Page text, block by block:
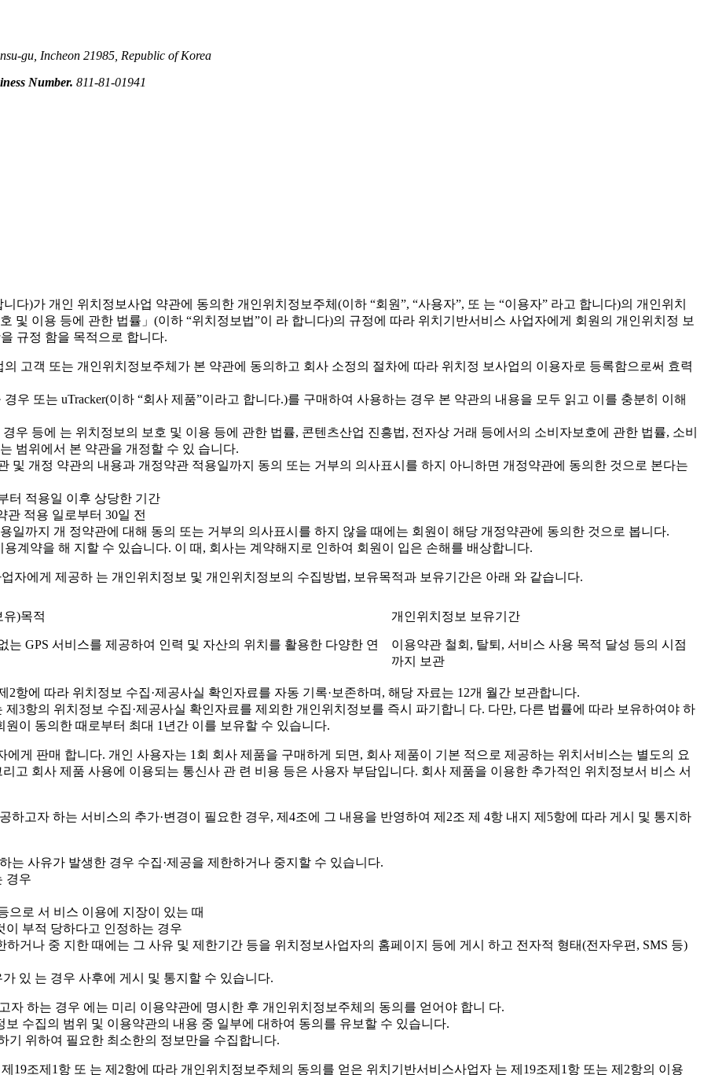
gu, Incheon 21985, Republic of Korea
Number. 811-81-01941
다)가 개인 위치정보사업 약관에 동의한 개인위치정보주체(이하 “회원”, “사용자”, 또 는 “이용자” 라고 합니다)의 개인위치
및 이용 등에 관한 법률」(이하 “위치정보법”이 라 합니다)의 규정에 따라 위치기반서비스 사업자에게 회원의 개인위치정 보
규정 함을 목적으로 합니다.
고객 또는 개인위치정보주체가 본 약관에 동의하고 회사 소정의 절차에 따라 위치정 보사업의 이용자로 등록함으로써 효력
또는 uTracker(이하 “회사 제품”이라고 합니다.)를 구매하여 사용하는 경우 본 약관의 내용을 모두 읽고 이를 충분히 이해
등에 는 위치정보의 보호 및 이용 등에 관한 법률, 콘텐츠산업 진흥법, 전자상 거래 등에서의 소비자보호에 관한 법률, 소비
범위에서 본 약관을 개정할 수 있 습니다.
개정 약관의 내용과 개정약관 적용일까지 동의 또는 거부의 의사표시를 하지 아니하면 개정약관에 동의한 것으로 본다는
터 적용일 이후 상당한 기간
관 적용 일로부터 30일 전
까지 개 정약관에 대해 동의 또는 거부의 의사표시를 하지 않을 때에는 회원이 해당 개정약관에 동의한 것으로 봅니다.
계약을 해 지할 수 있습니다. 이 때, 회사는 계약해지로 인하여 회원이 입은 손해를 배상합니다.
자에게 제공하 는 개인위치정보 및 개인위치정보의 수집방법, 보유목적과 보유기간은 아래 와 같습니다.
유)목적 개인위치정보 보유기간
는 GPS 서비스를 제공하여 인력 및 자산의 위치를 활용한 다양한 연
이용약관 철회, 탈퇴, 서비스 사용 목적 달성 등의 시점
까지 보관
에 따라 위치정보 수집·제공사실 확인자료를 자동 기록·보존하며, 해당 자료는 12개 월간 보관합니다.
3항의 위치정보 수집·제공사실 확인자료를 제외한 개인위치정보를 즉시 파기합니 다. 다만, 다른 법률에 따라 보유하여야 하
이 동의한 때로부터 최대 1년간 이를 보유할 수 있습니다.
게 판매 합니다. 개인 사용자는 1회 회사 제품을 구매하게 되면, 회사 제품이 기본 적으로 제공하는 위치서비스는 별도의 요
고 회사 제품 사용에 이용되는 통신사 관 련 비용 등은 사용자 부담입니다. 회사 제품을 이용한 추가적인 위치정보서 비스 서
고자 하는 서비스의 추가·변경이 필요한 경우, 제4조에 그 내용을 반영하여 제2조 제 4항 내지 제5항에 따라 게시 및 통지하
사유가 발생한 경우 수집·제공을 제한하거나 중지할 수 있습니다.
경우
으로 서 비스 이용에 지장이 있는 때
부적 당하다고 인정하는 경우
거나 중 지한 때에는 그 사유 및 제한기간 등을 위치정보사업자의 홈페이지 등에 게시 하고 전자적 형태(전자우편, SMS 등)
있 는 경우 사후에 게시 및 통지할 수 있습니다.
하는 경우 에는 미리 이용약관에 명시한 후 개인위치정보주체의 동의를 얻어야 합니 다.
수집의 범위 및 이용약관의 내용 중 일부에 대하여 동의를 유보할 수 있습니다.
위하여 필요한 최소한의 정보만을 수집합니다.
19조제1항 또 는 제2항에 따라 개인위치정보주체의 동의를 얻은 위치기반서비스사업자 는 제19조제1항 또는 제2항의 이용